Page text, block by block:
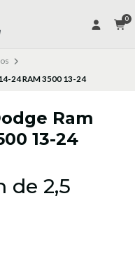
0
24 RAM 3500 13-24
Ram
13-24
de 2,5